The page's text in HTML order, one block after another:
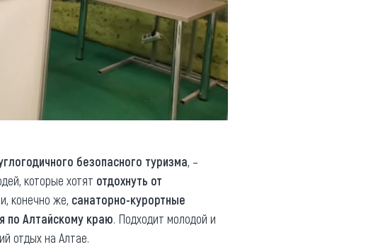
безопасного туризма, –
которые хотят отдохнуть от
и, конечно же, санаторно-курортные
по Алтайскому краю. Подходит молодой и
отдых на Алтае.